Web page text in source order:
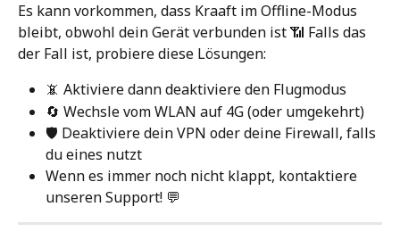
Es kann vorkommen, dass Kraaft im Offline-Modus
bleibt, obwohl dein Gerät verbunden ist 📶 Falls das
der Fall ist, probiere diese Lösungen:
📵 Aktiviere dann deaktiviere den Flugmodus
🔄 Wechsle vom WLAN auf 4G (oder umgekehrt)
🛡️ Deaktiviere dein VPN oder deine Firewall, falls
du eines nutzt
Wenn es immer noch nicht klappt, kontaktiere
unseren Support! 💬